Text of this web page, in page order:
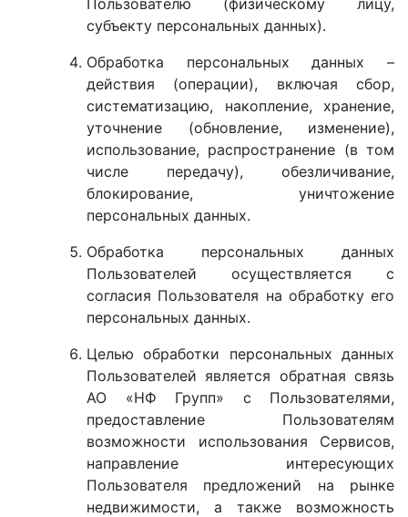
Пользователю (физическому лицу,
субъекту персональных данных).
Обработка персональных данных –
действия (операции), включая сбор,
систематизацию, накопление, хранение,
уточнение (обновление, изменение),
использование, распространение (в том
числе передачу), обезличивание,
блокирование, уничтожение
персональных данных.
Обработка персональных данных
Пользователей осуществляется с
согласия Пользователя на обработку его
персональных данных.
Целью обработки персональных данных
Пользователей является обратная связь
АО «НФ Групп» с Пользователями,
предоставление Пользователям
возможности использования Сервисов,
направление интересующих
Пользователя предложений на рынке
недвижимости, а также возможность